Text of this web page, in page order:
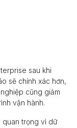
sau khi
sẽ chính xác hơn,
cũng giảm
vận hành.
quan trọng vì dữ